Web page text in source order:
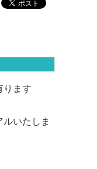
ます
いたしま